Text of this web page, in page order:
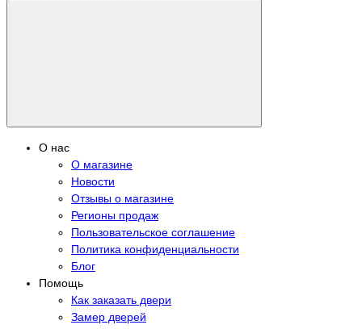
О нас
О магазине
Новости
Отзывы о магазине
Регионы продаж
Пользовательское соглашение
Политика конфиденциальности
Блог
Помощь
Как заказать двери
Замер дверей